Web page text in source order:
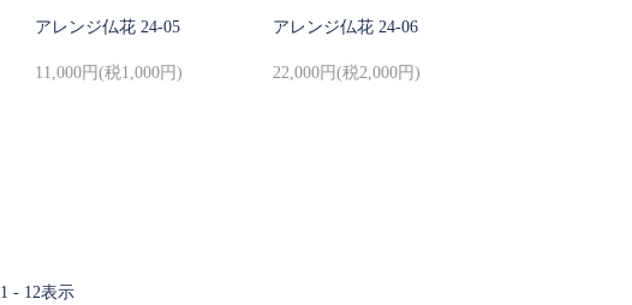
アレンジ仏花 24-05
11,000円(税1,000円)
アレンジ仏花 24-06
22,000円(税2,000円)
1 - 12表示